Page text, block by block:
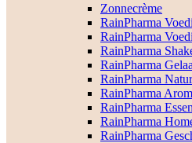
Zonnecrème
RainPharma
RainPharma
RainPharma
RainPharma
RainPharma
RainPharma
RainPharma
RainPharma
RainPharma